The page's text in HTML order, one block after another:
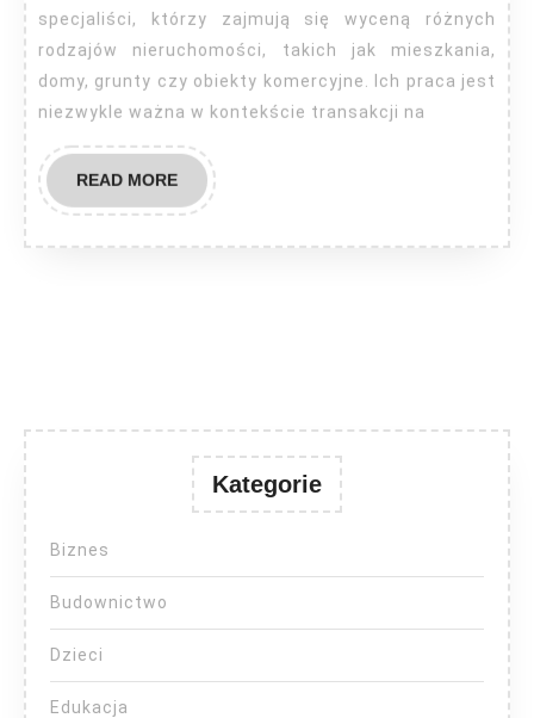
specjaliści, którzy zajmują się wyceną różnych
rodzajów nieruchomości, takich jak mieszkania,
domy, grunty czy obiekty komercyjne. Ich praca jest
niezwykle ważna w kontekście transakcji na
READ MOREREAD
MORE
Kategorie
Biznes
Budownictwo
Dzieci
Edukacja